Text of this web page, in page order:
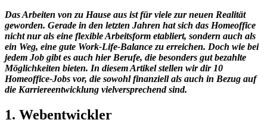
Das Arbeiten von zu Hause aus ist für viele zur neuen Realität
geworden. Gerade in den letzten Jahren hat sich das Homeoffice
nicht nur als eine flexible Arbeitsform etabliert, sondern auch als
ein Weg, eine gute Work-Life-Balance zu erreichen. Doch wie bei
jedem Job gibt es auch hier Berufe, die besonders gut bezahlte
Möglichkeiten bieten. In diesem Artikel stellen wir dir 10
Homeoffice-Jobs vor, die sowohl finanziell als auch in Bezug auf
die Karriereentwicklung vielversprechend sind.
1. Webentwickler